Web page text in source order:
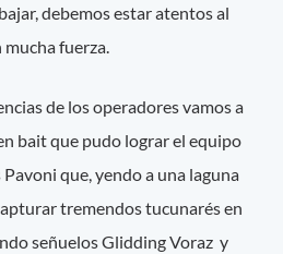
debemos estar atentos al
fuerza.
de los operadores vamos a
bait que pudo lograr el equipo
que, yendo a una laguna
tremendos tucunarés en
señuelos Glidding Voraz y